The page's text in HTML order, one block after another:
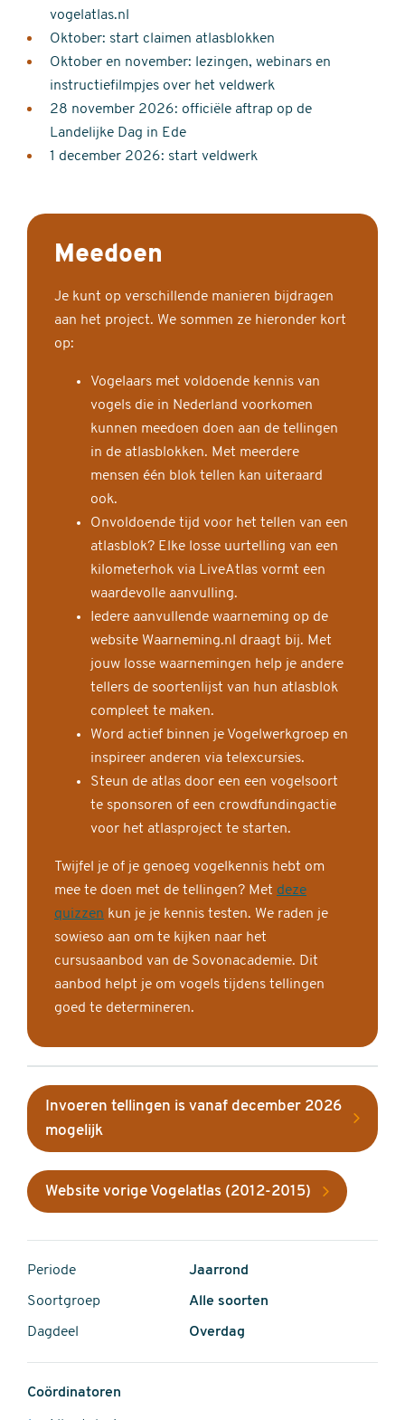
vogelatlas.nl
Oktober: start claimen atlasblokken
Oktober en november: lezingen, webinars en
instructiefilmpjes over het veldwerk
28 november 2026: officiële aftrap op de
Landelijke Dag in Ede
1 december 2026: start veldwerk
Meedoen
Je kunt op verschillende manieren bijdragen
aan het project. We sommen ze hieronder kort
op:
Vogelaars met voldoende kennis van
vogels die in Nederland voorkomen
kunnen meedoen doen aan de tellingen
in de atlasblokken. Met meerdere
mensen één blok tellen kan uiteraard
ook.
Onvoldoende tijd voor het tellen van een
atlasblok? Elke losse uurtelling van een
kilometerhok via LiveAtlas vormt een
waardevolle aanvulling.
Iedere aanvullende waarneming op de
website Waarneming.nl draagt bij. Met
jouw losse waarnemingen help je andere
tellers de soortenlijst van hun atlasblok
compleet te maken.
Word actief binnen je Vogelwerkgroep en
inspireer anderen via telexcursies.
Steun de atlas door een een vogelsoort
te sponsoren of een crowdfundingactie
voor het atlasproject te starten.
Twijfel je of je genoeg vogelkennis hebt om
mee te doen met de tellingen? Met deze
quizzen kun je je kennis testen. We raden je
sowieso aan om te kijken naar het
cursusaanbod van de Sovonacademie. Dit
aanbod helpt je om vogels tijdens tellingen
goed te determineren.
Invoeren tellingen is vanaf december 2026
mogelijk
Website vorige Vogelatlas (2012-2015)
Periode Jaarrond
Soortgroep Alle soorten
Dagdeel Overdag
Coördinatoren